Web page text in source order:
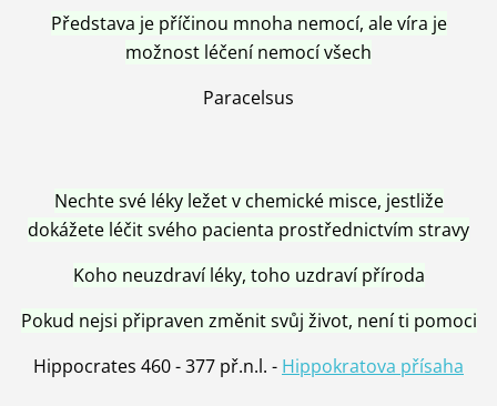
Představa je příčinou mnoha nemocí, ale víra je
možnost léčení nemocí všech
Paracelsus
Nechte své léky ležet v chemické misce, jestliže
dokážete léčit svého pacienta prostřednictvím stravy
Koho neuzdraví léky, toho uzdraví příroda
Pokud nejsi připraven změnit svůj život, není ti pomoci
Hippocrates 460 - 377 př.n.l. - Hippokratova přísaha